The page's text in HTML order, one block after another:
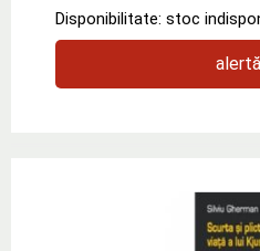
Disponibilitate: stoc